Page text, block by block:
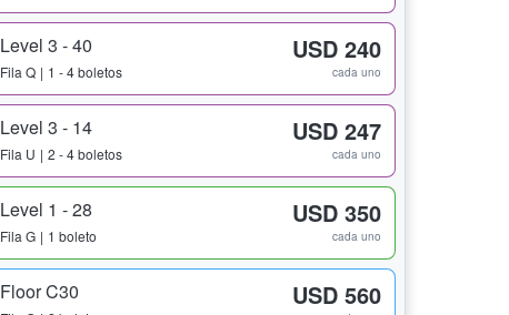
Level 3 - 40
Fila Q 1 - 4 boletos
USD 240
cada uno
Level 3 - 14
Fila U 2 - 4 boletos
USD 247
cada uno
Level 1 - 28
Fila G 1 boleto
USD 350
cada uno
Floor C30 USD 560